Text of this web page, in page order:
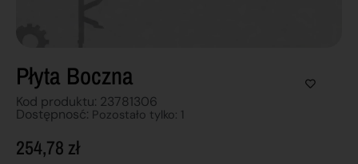
Płyta Boczna
Kod produktu: 23781306
Dostępnosć: Pozostało tylko: 1
254,78 zł